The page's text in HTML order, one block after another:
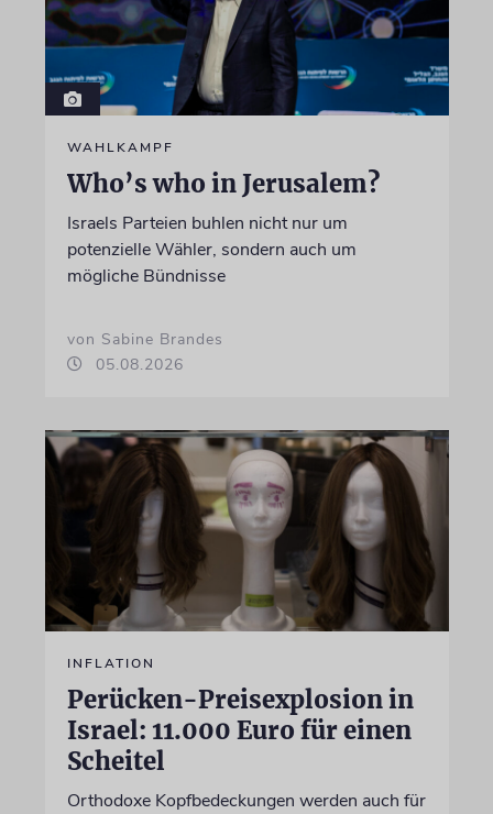
WAHLKAMPF
Who’s who in Jerusalem?
Israels Parteien buhlen nicht nur um
potenzielle Wähler, sondern auch um
mögliche Bündnisse
von Sabine Brandes
05.08.2026
INFLATION
Perücken-Preisexplosion in
Israel: 11.000 Euro für einen
Scheitel
Orthodoxe Kopfbedeckungen werden auch für